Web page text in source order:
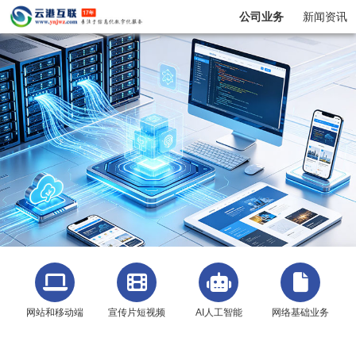
公司业务 新闻资讯
网站和移动端 宣传片短视频 AI人工智能 网络基础业务